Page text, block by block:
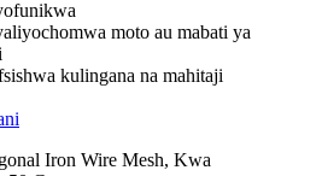
moto au mabati ya
kulingana na mahitaji